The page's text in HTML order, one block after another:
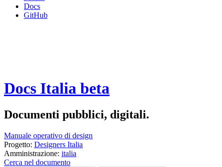
Docs
GitHub
Docs Italia beta
Documenti pubblici, digitali.
Manuale operativo di design
Progetto: Designers Italia
Amministrazione: italia
Cerca nel documento